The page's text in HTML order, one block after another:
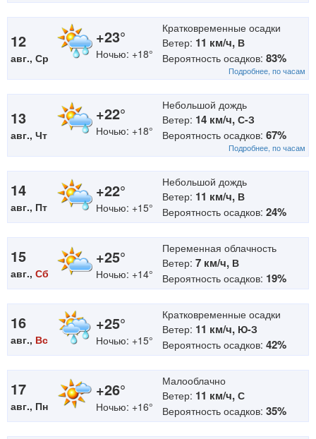
12
авг., Ср
+23°
Ночью: +18°
Кратковременные осадки
Ветер: 11 км/ч, В
Вероятность осадков: 83%
Подробнее, по часам
13
авг., Чт
+22°
Ночью: +18°
Небольшой дождь
Ветер: 14 км/ч, С-З
Вероятность осадков: 67%
Подробнее, по часам
14
авг., Пт
+22°
Ночью: +15°
Небольшой дождь
Ветер: 11 км/ч, В
Вероятность осадков: 24%
15
авг., Сб
+25°
Ночью: +14°
Переменная облачность
Ветер: 7 км/ч, В
Вероятность осадков: 19%
16
авг., Вс
+25°
Ночью: +15°
Кратковременные осадки
Ветер: 11 км/ч, Ю-З
Вероятность осадков: 42%
17
авг., Пн
+26°
Ночью: +16°
Малооблачно
Ветер: 11 км/ч, С
Вероятность осадков: 35%